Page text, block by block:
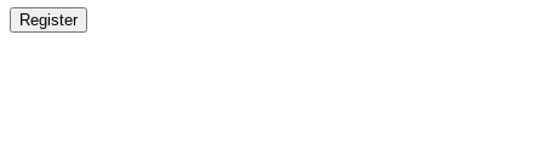
Register